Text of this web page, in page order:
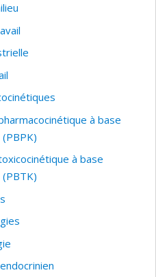
à base
à base